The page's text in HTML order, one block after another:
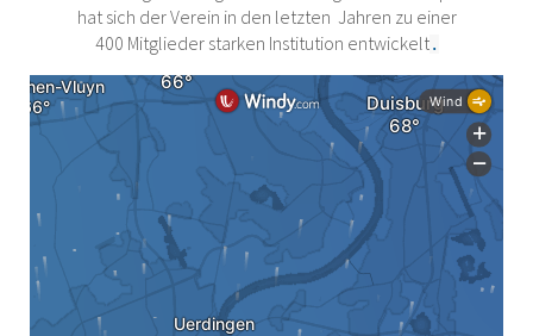
hat sich der Verein in den letzten Jahren zu einer
400 Mitglieder starken Institution entwickelt.